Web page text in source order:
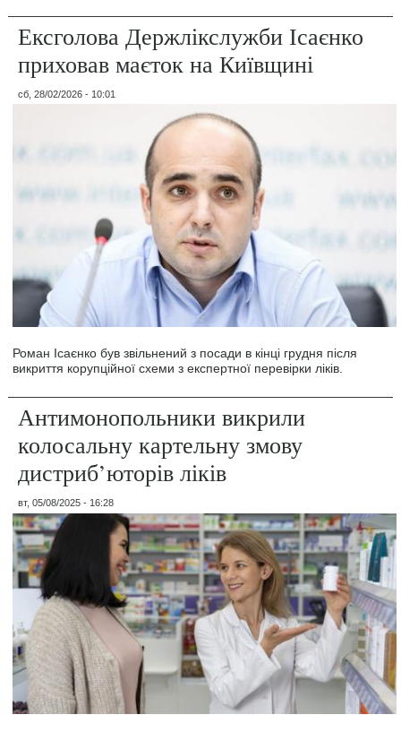
Ексголова Держлікслужби Ісаєнко
приховав маєток на Київщині
сб, 28/02/2026 - 10:01
Роман Ісаєнко був звільнений з посади в кінці грудня після
викриття корупційної схеми з експертної перевірки ліків.
Антимонопольники викрили
колосальну картельну змову
дистриб’юторів ліків
вт, 05/08/2025 - 16:28